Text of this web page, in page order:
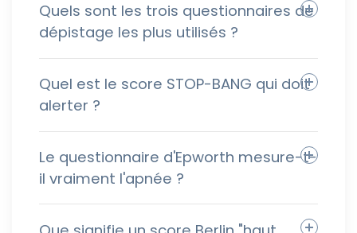
Quels sont les trois questionnaires de
dépistage les plus utilisés ?
Quel est le score STOP-BANG qui doit
alerter ?
Le questionnaire d'Epworth mesure-t-
il vraiment l'apnée ?